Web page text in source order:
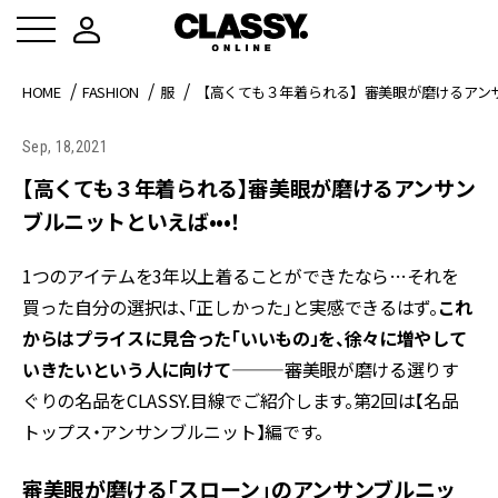
HOME FASHION 服 【高くても３年着られる】審美眼が磨けるア
Sep, 18,2021
【高くても３年着られる】審美眼が磨けるアンサン
ブルニットといえば•••！
1つのアイテムを3年以上着ることができたなら…それを
買った自分の選択は、「正しかった」と実感できるはず。これ
からはプライスに見合った「いいもの」を、徐々に増やして
いきたいという人に向けて———審美眼が磨ける選りす
ぐりの名品をCLASSY.目線でご紹介します。第2回は【名品
トップス・アンサンブルニット】編です。
審美眼が磨ける「スローン」のアンサンブルニッ